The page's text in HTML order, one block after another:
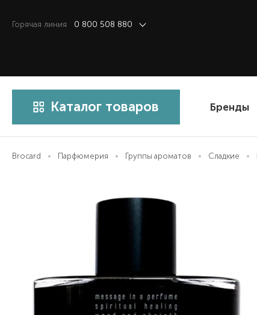
Горячая линия 0 800 508 880
Каталог товаров Бренды
Brocard Парфюмерия Группы ароматов Сладкие